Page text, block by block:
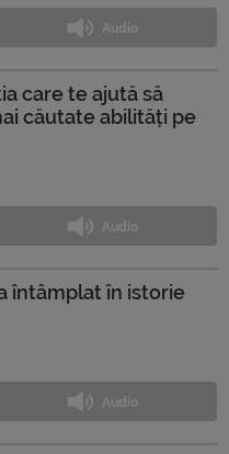
care te ajută să
căutate abilități pe
întâmplat în istorie